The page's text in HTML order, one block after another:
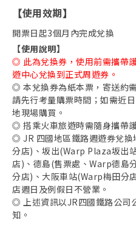
【使用效期】
開票日起3個月內完成兌換
【使用說明】
◎ 此為兌換券，使用前需攜帶
遊中心兌換到正式周遊券。
◎ 本兌換券為紙本票，寄送約
請先行考量購票時間；如需近
地現場購買。
◎ 搭乘火車旅遊時需隨身攜帶
◎ JR 四國地區鐵路週遊券兌
分店)、坂出(Warp Plaza坂出
店)、德島(售票處、Warp德島
分店)、大阪車站(Warp梅田分
店週日及例假日不營業。
◎ 上述資訊以JR四國鐵路公司
知。